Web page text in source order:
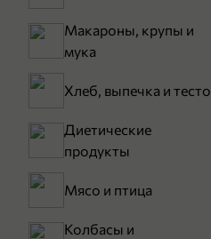
Макароны, крупы и
мука
Хлеб, выпечка и тесто
Диетические
продукты
Мясо и птица
Колбасы и